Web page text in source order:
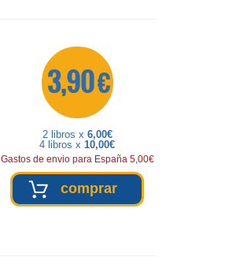
3,90 €
2 libros x 6,00€
4 libros x 10,00€
Gastos de envio para España 5,00€
comprar